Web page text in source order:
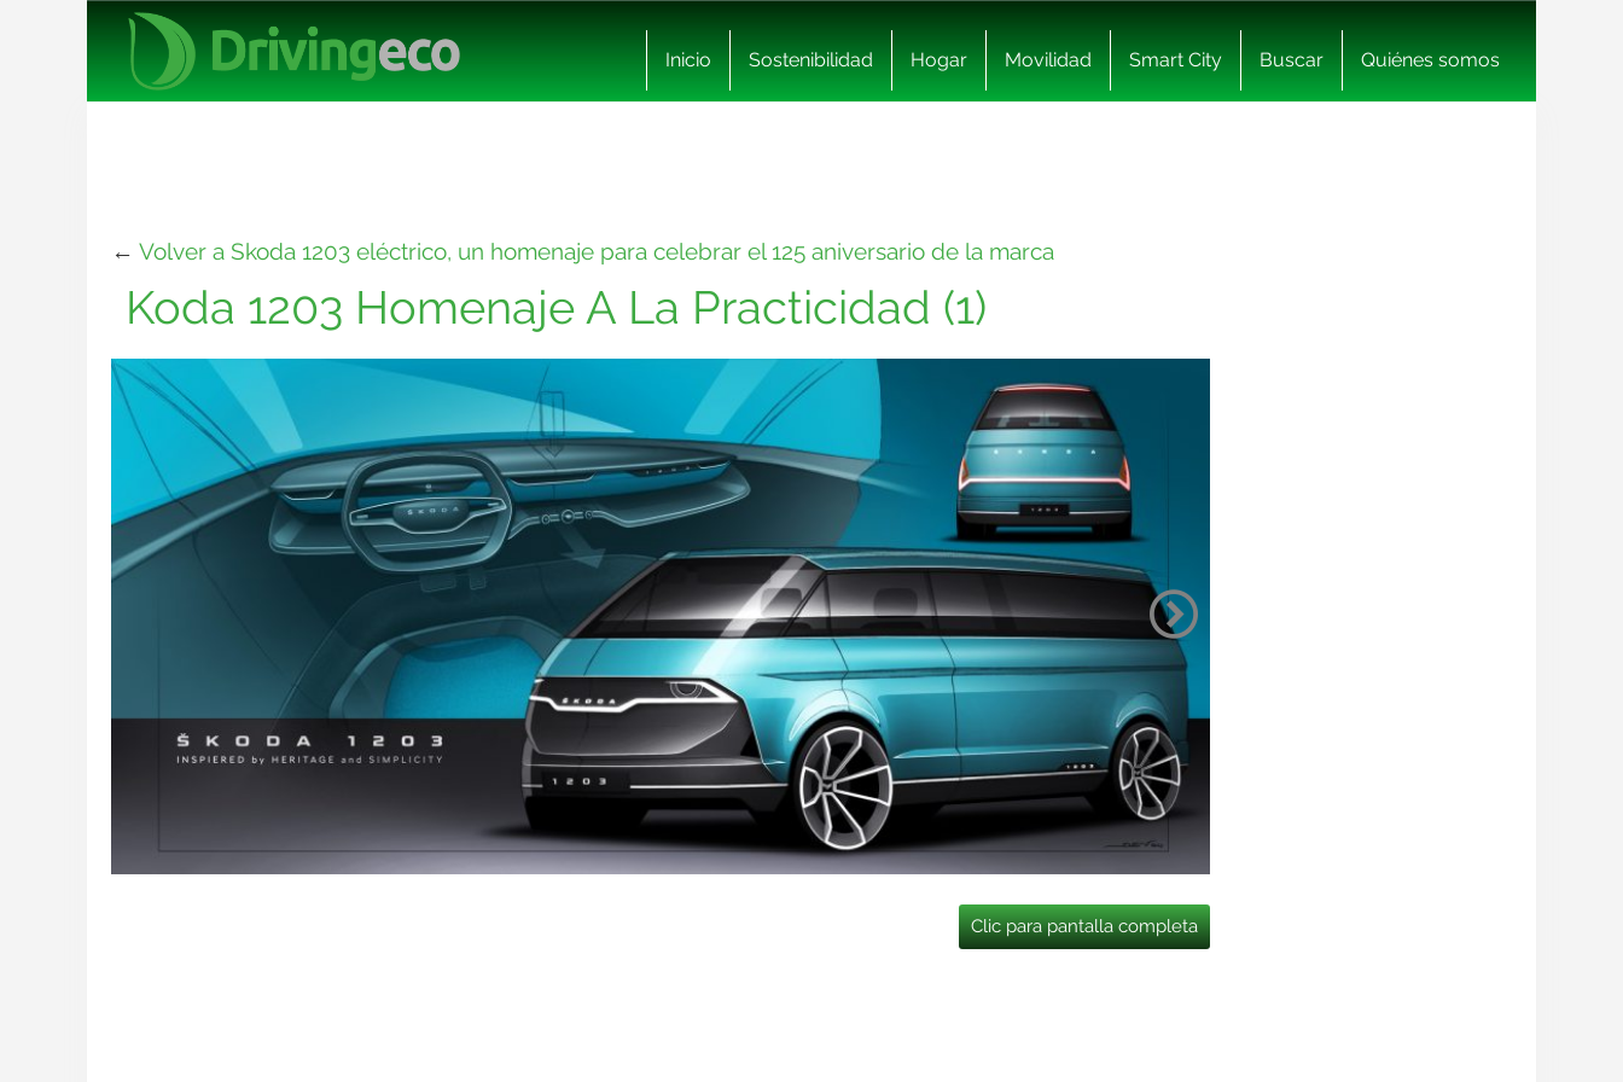
Inicio Sostenibilidad Hogar Movilidad Smart City Buscar Quiénes somos
← Volver a Skoda 1203 eléctrico, un homenaje para celebrar el 125 aniversario de la marca
Koda 1203 Homenaje A La Practicidad (1)
Clic para pantalla completa